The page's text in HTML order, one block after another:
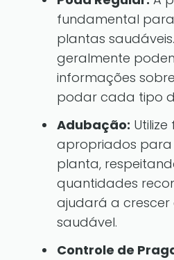
fundamental
plantas
geralmente
informações
podar cada tipo
Adubação:
apropriados
planta,
quantidades
ajudará a
saudável.
Controle de